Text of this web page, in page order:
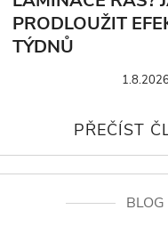
PRODLOUŽIT
TÝDNŮ
1.8.2026
BLOG